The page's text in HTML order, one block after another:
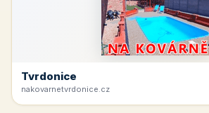
Tvrdonice
nakovarnetvrdonice.cz